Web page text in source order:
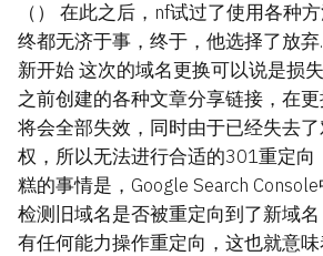
（） 在此之后，nf试过了使用各种
终都无济于事，终于，他选择了放
新开始 这次的域名更换可以说是损
之前创建的各种文章分享链接，在
将会全部失效，同时由于已经失去
权，所以无法进行合适的301重定向
糕的事情是，Google Search
检测旧域名是否被重定向到了新域
有任何能力操作重定向，这也就意